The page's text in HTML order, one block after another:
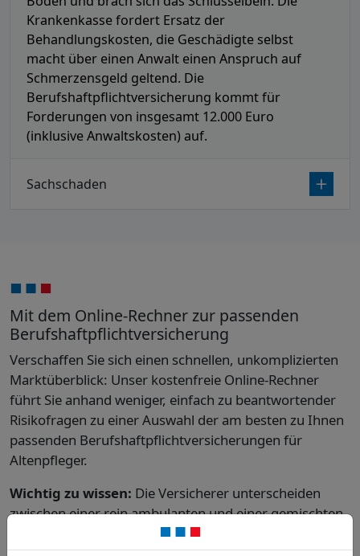
Krankenkasse fordert Ersatz der
Behandlungskosten, die Geschädigte selbst
macht über einen Anwalt einen Anspruch auf
Schmerzensgeld geltend. Die
Berufshaftpflichtversicherung kommt für
Forderungen von insgesamt 12.000 Euro
(inklusive Anwaltskosten) auf.
Sachschaden
Mit dem Online-Rechner zur passenden
Berufshaftpflichtversicherung
Verschaffen Sie sich einen schnellen, unkomplizierten
Marktüberblick: Unser kostenfreie Online-Rechner
führt Sie anhand weniger, einfach zu beantwortender
Risikofragen zu einer Auswahl der am besten zu Ihnen
passenden Berufshaftpflichtversicherungen für
Altenpfleger.
Wichtig zu wissen: Die Versicherer unterscheiden
zwischen einer rein ambulanten und einer gemischten
ambulanten und stationären Tätigkeit als